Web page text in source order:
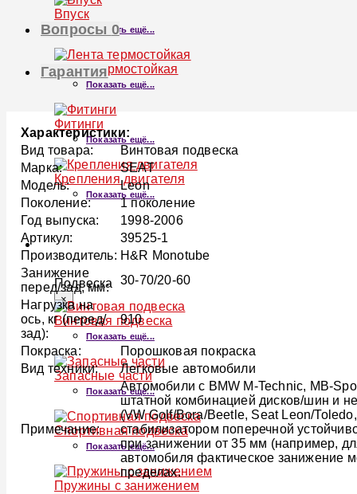
Впуск
Показать ещё...
Лента термостойкая
Показать ещё...
Фитинги
Показать ещё...
Крепления двигателя
Показать ещё...
ПОДВЕСКА
Подвеска
×
Винтовая подвеска
Показать ещё...
Запасные части
Показать ещё...
Спортивная подвеска
Показать ещё...
Пружины с занижением
Вопросы 0
Гарантия
Характеристики:
Вид товара:
Винтовая подвеска
Марка:
SEAT
Модель:
Leon
Поколение:
1 поколение
Год выпуска:
1998-2006
Артикул:
39525-1
Производитель: H&R Monotube
Занижение
перед/зад, мм:
30-70/20-60
Нагрузка на
ось, кг (перед/
зад):
910
Покраска:
Порошковая покраска
Вид техники:
Легковые автомобили
Примечание:
Автомобили с BMW M-Technic, MB-
штатной комбинацией дисков/шин и
(VW Golf/Bora/Beetle, Seat Leon/
стабилизатором поперечной
при занижении от 35 мм (например,
автомобиля фактическое занижение
пределах.